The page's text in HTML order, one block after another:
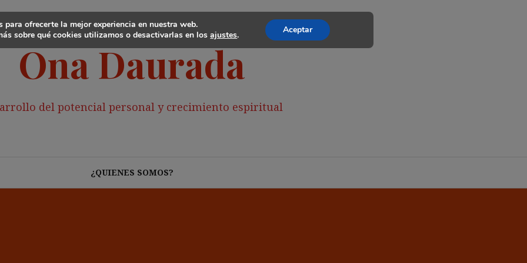
Ona Daurada
del potencial personal y crecimiento espiritual
¿QUIENES SOMOS?
para ofrecerte la mejor experiencia en nuestra web.
sobre qué cookies utilizamos o desactivarlas en losajustes. Aceptar